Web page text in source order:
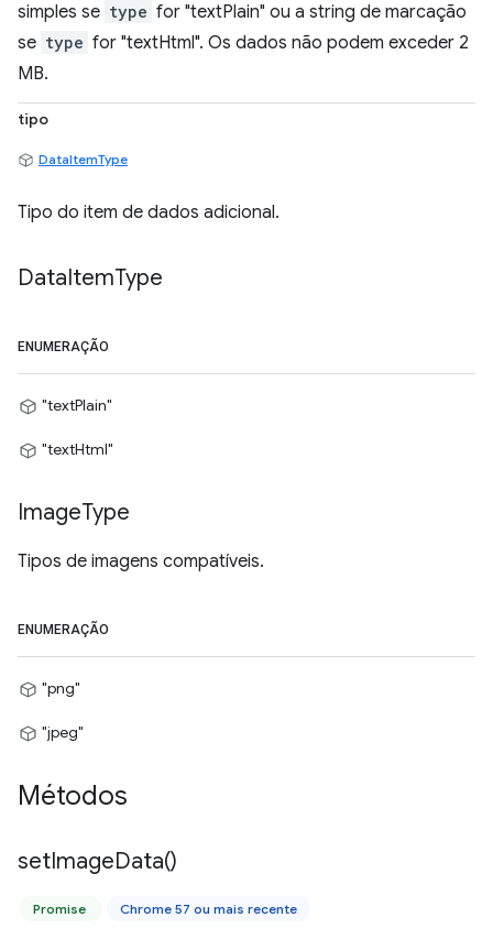
simples se type for "textPlain" ou a string de marcação
se type for "textHtml". Os dados não podem exceder 2
MB.
tipo
DataItemType
Tipo do item de dados adicional.
DataItemType
ENUMERAÇÃO
"textPlain"
"textHtml"
ImageType
Tipos de imagens compatíveis.
ENUMERAÇÃO
"png"
"jpeg"
Métodos
setImageData()
Promise Chrome 57 ou mais recente